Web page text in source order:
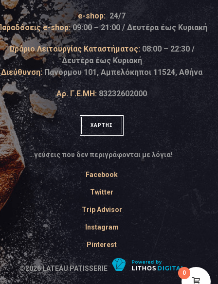
0
e-shop: 24/7
e-shop:09:00 – 21:00 / Δευτέρα έως Κυριακή
Ωράριο Λειτουργίας Καταστήματος: 08:00 – 22:30 /
Δευτέρα έως Κυριακή
Διεύθυνση: Πανόρμου 101, Αμπελόκηποι 11524, Αθήνα
Αρ. Γ.Ε.ΜΗ: 83232602000
ΧΑΡΤΗΣ
…γεύσεις που δεν περιγράφονται με λόγια!
Facebook
Twitter
Trip Advisor
Instagram
Pinterest
©2026LATEAU PATISSERIE